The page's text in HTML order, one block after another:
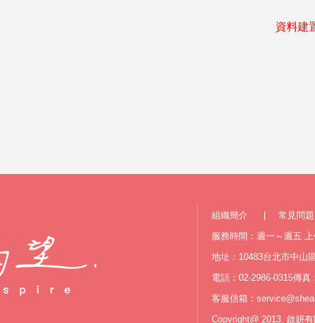
資料建
組織簡介 常見問題
服務時間：週一～週五
地址：10483台北市中山
電話：02-2986-0315傳真
客服信箱：
Copyright@ 2013. 啟妍